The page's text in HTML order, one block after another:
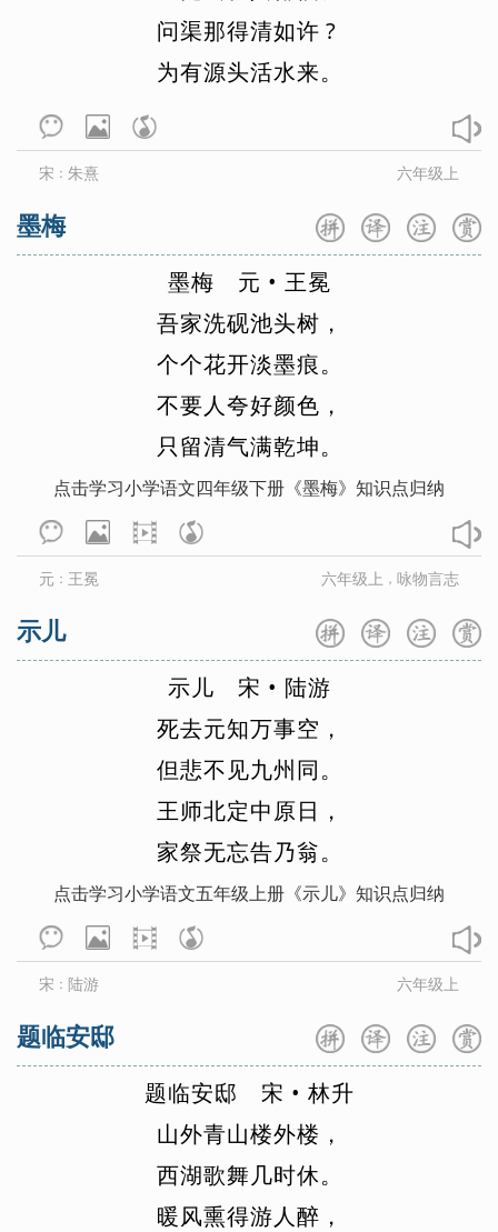
苏洵 唐婉 谭嗣同
陶渊明
王安石 王勃 王昌龄
王清惠
王实甫 王湾 王维
王羲之
魏学洢
魏征 韦庄 翁卷 文及翁
温庭筠 吴均
吴潜
薛逢 薛昭蕴 许浑
杨无咎 晏几道
严蕊
晏殊 姚鼐 叶梦得
叶清臣
叶绍翁
佚名
元稹
俞国宝
于谦
张祜 张继
张籍 张九龄 张耒 张抡 张乔
张舜民 战国策
张旭 张炎
张养浩
张志和 赵佶
赵师秀
郑畋 郑燮 钟嵘
仲殊
周敦颐 周兴嗣
庄子 朱敦儒 朱服 诸葛亮
朱庆馀
朱淑真
左传
问渠那得清如许 ?
为有源头活水来。
宋 ： 朱熹 六年级上
墨梅
墨梅 元 • 王冕
吾家洗砚池头树 ，
个个花开淡墨痕。
不要人夸好颜色 ，
只留清气满乾坤。
点击学习小学语文四年级下册《墨梅》知识点归纳
元 ： 王冕 六年级上 ， 咏物言志
示儿
示儿 宋 • 陆游
死去元知万事空 ，
但悲不见九州同。
王师北定中原日 ，
家祭无忘告乃翁。
点击学习小学语文五年级上册《示儿》知识点归纳
宋 ： 陆游 六年级上
题临安邸
题临安邸 宋 • 林升
山外青山楼外楼 ，
西湖歌舞几时休。
暖风熏得游人醉 ，